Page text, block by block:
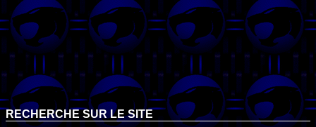
RECHERCHE SUR LE SITE